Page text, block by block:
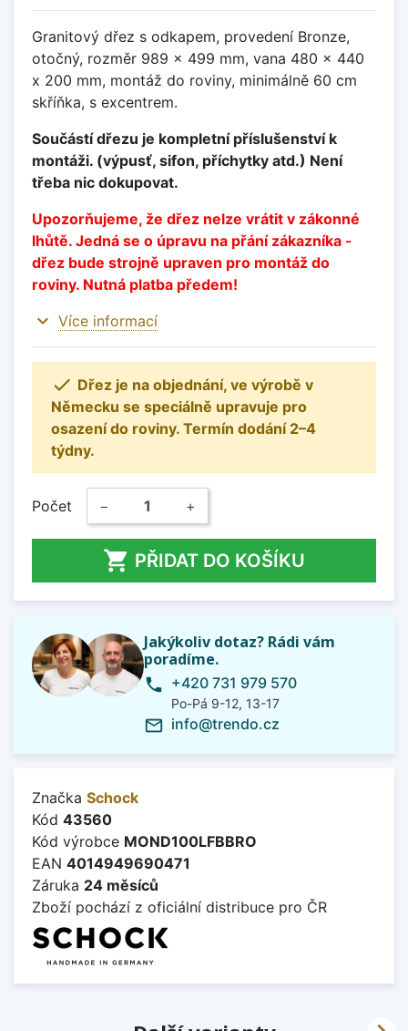
Granitový dřez s odkapem, provedení Bronze,
otočný, rozměr 989 x 499 mm, vana 480 x 440
x 200 mm, montáž do roviny, minimálně 60 cm
skříňka, s excentrem.
Součástí dřezu je kompletní příslušenství k
montáži. (výpusť, sifon, příchytky atd.) Není
třeba nic dokupovat.
Upozorňujeme, že dřez nelze vrátit v zákonné
lhůtě. Jedná se o úpravu na přání zákazníka -
dřez bude strojně upraven pro montáž do
roviny. Nutná platba předem!
expand_more Více informací
 Dřez je na objednání, ve výrobě v
Německu se speciálně upravuje pro
osazení do roviny. Termín dodání 2–4
týdny.
Počet − +
 PŘIDAT DO KOŠÍKU
Jakýkoliv dotaz? Rádi vám
poradíme.
phone +420 731 979 570
Po-Pá 9-12, 13-17
mail_outline info@trendo.cz
Značka Schock
Kód 43560
Kód výrobce MOND100LFBBRO
EAN 4014949690471
Záruka 24 měsíců
Zboží pochází z oficiální distribuce pro ČR